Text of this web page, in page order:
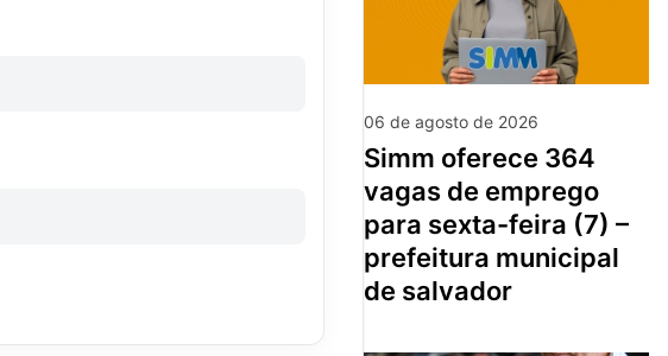
06 de agosto de 2026
simm oferece 364
vagas de emprego
para sexta-feira (7) –
prefeitura municipal
de salvador